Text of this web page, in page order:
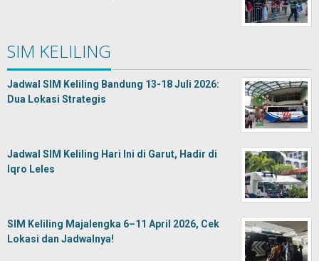
SIM KELILING
Jadwal SIM Keliling Bandung 13-18 Juli 2026:
Dua Lokasi Strategis
Jadwal SIM Keliling Hari Ini di Garut, Hadir di
Iqro Leles
SIM Keliling Majalengka 6–11 April 2026, Cek
Lokasi dan Jadwalnya!